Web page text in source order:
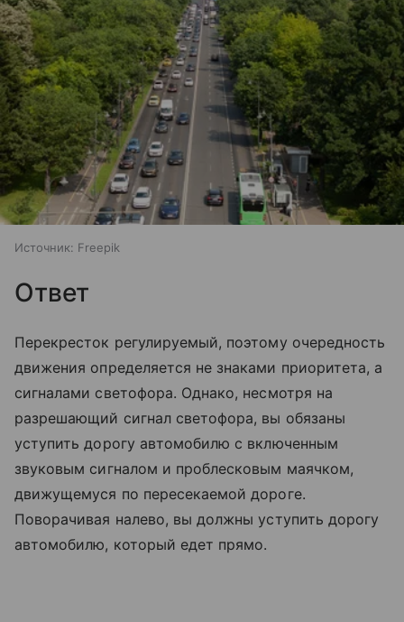
Источник: Freepik
Ответ
Перекресток регулируемый, поэтому очередность
движения определяется не знаками приоритета, а
сигналами светофора. Однако, несмотря на
разрешающий сигнал светофора, вы обязаны
уступить дорогу автомобилю с включенным
звуковым сигналом и проблесковым маячком,
движущемуся по пересекаемой дороге.
Поворачивая налево, вы должны уступить дорогу
автомобилю, который едет прямо.